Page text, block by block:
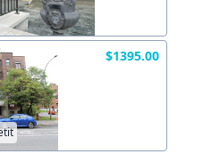
$1395.00